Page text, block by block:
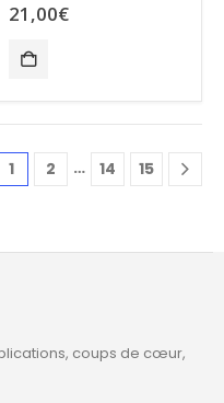
21,00€
1 2 … 14 15
coups de cœur,